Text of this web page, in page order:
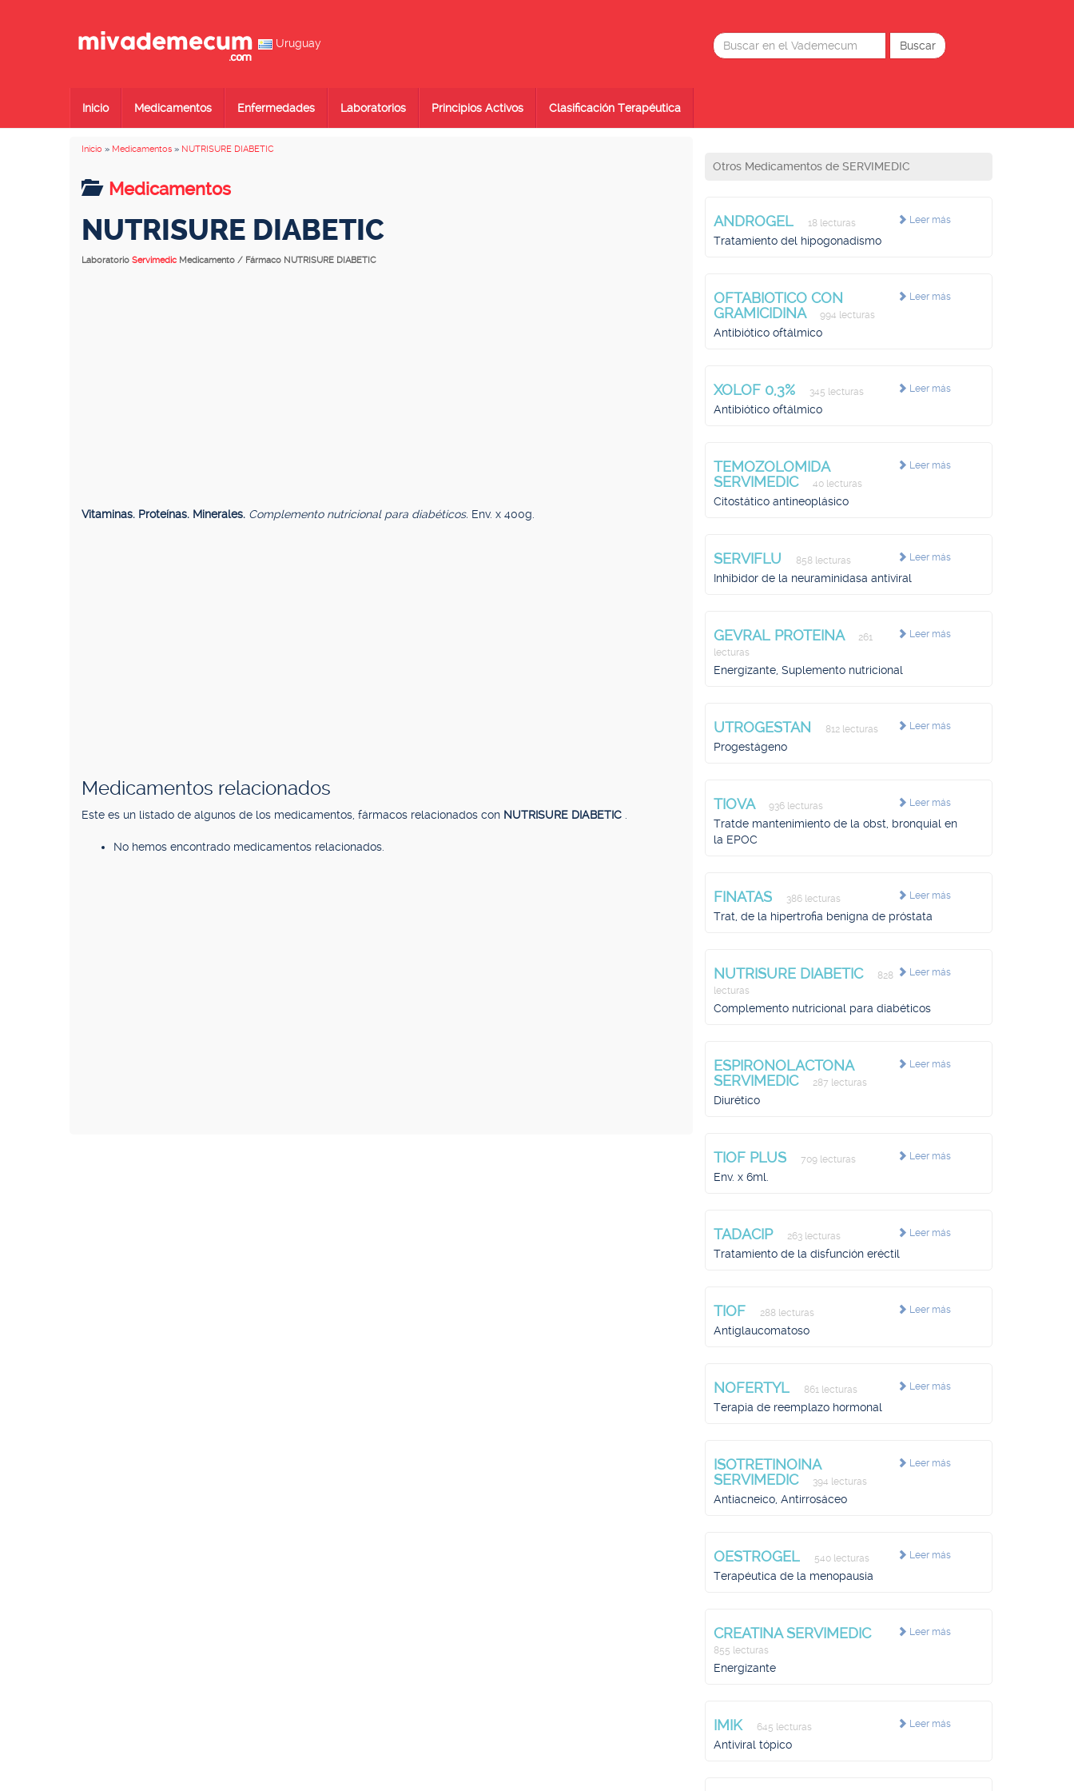
Uruguay
Inicio Medicamentos Enfermedades Laboratorios Principios Activos Clasificación Terapéutica
Inicio » Medicamentos » NUTRISURE DIABETIC
Medicamentos
NUTRISURE DIABETIC
Laboratorio Servimedic Medicamento / Fármaco NUTRISURE DIABETIC
Vitaminas. Proteínas. Minerales. Complemento nutricional para diabéticos. Env. x 400g.
Medicamentos relacionados
Este es un listado de algunos de los medicamentos, fármacos relacionados con NUTRISURE DIABETIC
No hemos encontrado medicamentos relacionados.
Otros Medicamentos de SERVIMEDIC
Leer más
ANDROGEL 18 lecturas
Tratamiento del hipogonadismo
Leer más
OFTABIOTICO CON
GRAMICIDINA
994 lecturas
Antibiótico oftálmico
Leer más
XOLOF 0,3% 345 lecturas
Antibiótico oftálmico
Leer más
TEMOZOLOMIDA
SERVIMEDIC
40 lecturas
Citostático antineoplásico
Leer más
SERVIFLU 858 lecturas
Inhibidor de la neuraminidasa antiviral
Leer más
GEVRAL PROTEINA
261
lecturas
Energizante, Suplemento nutricional
Leer más
UTROGESTAN 812 lecturas
Progestágeno
Leer más
TIOVA 936 lecturas
Tratde mantenimiento de la obst, bronquial en
la EPOC
Leer más
FINATAS 386 lecturas
Trat, de la hipertrofia benigna de próstata
Leer más
NUTRISURE DIABETIC
828
lecturas
Complemento nutricional para diabéticos
Leer más
ESPIRONOLACTONA
SERVIMEDIC
287 lecturas
Diurético
Leer más
TIOF PLUS 709 lecturas
Env. x 6ml.
Leer más
TADACIP 263 lecturas
Tratamiento de la disfunción eréctil
Leer más
TIOF 288 lecturas
Antiglaucomatoso
Leer más
NOFERTYL 861 lecturas
Terapia de reemplazo hormonal
Leer más
ISOTRETINOINA
SERVIMEDIC
394 lecturas
Antiacneico, Antirrosáceo
Leer más
OESTROGEL 540 lecturas
Terapéutica de la menopausia
Leer más
CREATINA SERVIMEDIC
855 lecturas
Energizante
Leer más
IMIK 645 lecturas
Antiviral tópico